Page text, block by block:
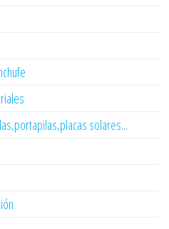
solares...